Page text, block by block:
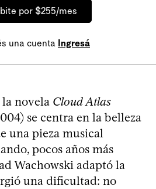
por $255/mes
una cuenta Ingresá
la novela Cloud Atlas
se centra en la belleza
una pieza musical
pocos años más
Wachowski adaptó la
una dificultad: no